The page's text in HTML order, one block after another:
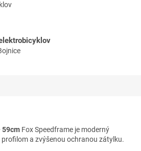
59cm Fox Speedframe je moderný
a zvýšenou ochranou zátylku.